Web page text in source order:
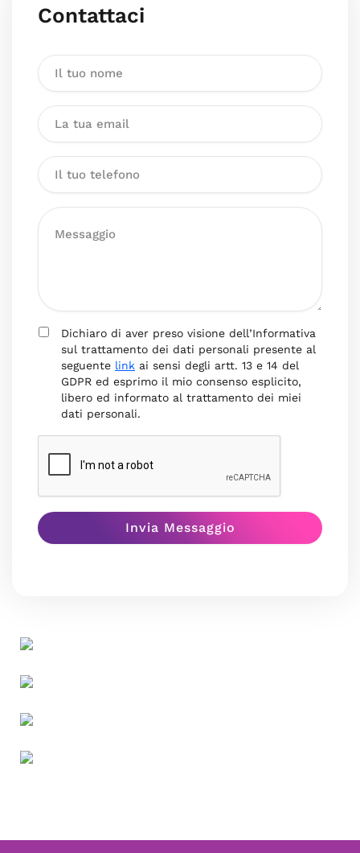
Contattaci
Dichiaro di aver preso visione dell’Informativa
sul trattamento dei dati personali presente al
seguente link ai sensi degli artt. 13 e 14 del
GDPR ed esprimo il mio consenso esplicito,
libero ed informato al trattamento dei miei
dati personali.